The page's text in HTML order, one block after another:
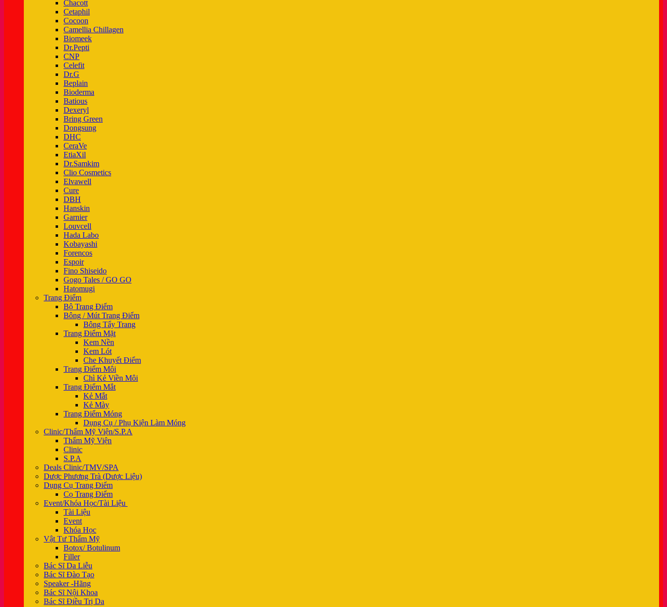
Chacott
Cetaphil
Cocoon
Camellia Chillagen
Biomeek
Dr.Pepti
CNP
Celefit
Dr.G
Beplain
Bioderma
Batious
Dexeryl
Bring Green
Dongsung
DHC
CeraVe
EtiaXil
Dr.Samkim
Clio Cosmetics
Elvawell
Cure
DBH
Hanskin
Garnier
Louvcell
Hada Labo
Kobayashi
Forencos
Espoir
Fino Shiseido
Gogo Tales / GO GO
Hatomugi
Trang Điểm
Bộ Trang Điểm
Bông / Mút Trang Điểm
Bông Tẩy Trang
Trang Điểm Mặt
Kem Nền
Kem Lót
Che Khuyết Điểm
Trang Điểm Môi
Chì Kẻ Viền Môi
Trang Điểm Mắt
Kẻ Mắt
Kẻ Mày
Trang Điểm Móng
Dụng Cụ / Phụ Kiện Làm Móng
Clinic/Thẩm Mỹ Viện/S.P.A
Thẩm Mỹ Viện
Clinic
S.P.A
Deals Clinic/TMV/SPA
Dược Phương Trà (Dược Liệu)
Dụng Cụ Trang Điểm
Cọ Trang Điểm
Event/Khóa Học/Tài Liệu
Tài Liệu
Event
Khóa Học
Vật Tư Thẩm Mỹ
Botox/ Botulinum
Filler
Bác Sĩ Da Liễu
Bác Sĩ Đào Tạo
Speaker -Hãng
Bác Sĩ Nội Khoa
Bác Sĩ Điều Trị Da